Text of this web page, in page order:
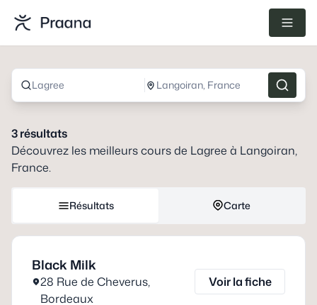
Lagree Langoiran, France
3résultats
Découvrez les meilleurs cours de Lagree à Langoiran,
France.
Résultats Carte
Black Milk
28 Rue de Cheverus,
Bordeaux
Voir la fiche